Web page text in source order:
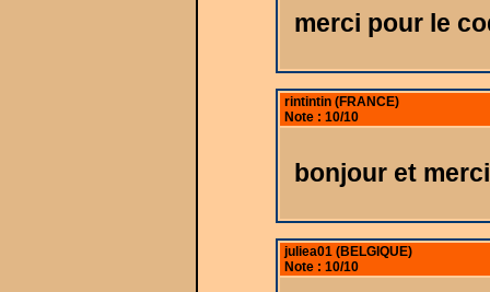
merci pour le
rintintin (FRANCE)
Note : 10/10
bonjour et
juliea01 (BELGIQUE)
Note : 10/10